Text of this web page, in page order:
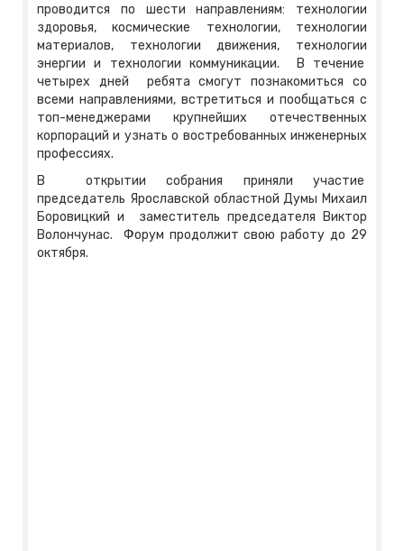
проводится по шести направлениям: технологии
здоровья, космические технологии, технологии
материалов, технологии движения, технологии
энергии и технологии коммуникации. В течение
четырех дней ребята смогут познакомиться со
всеми направлениями, встретиться и пообщаться с
топ-менеджерами крупнейших отечественных
корпораций и узнать о востребованных инженерных
профессиях.
В открытии собрания приняли участие
председатель Ярославской областной Думы Михаил
Боровицкий и заместитель председателя Виктор
Волончунас. Форум продолжит свою работу до 29
октября.